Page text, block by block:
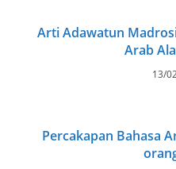
Arti Adawatun
Arab
13/
Percakapan Bahasa